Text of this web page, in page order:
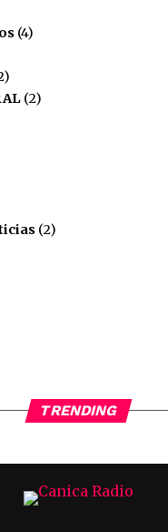
Compartir
Email
(4)
(2)
(2)
TRENDING